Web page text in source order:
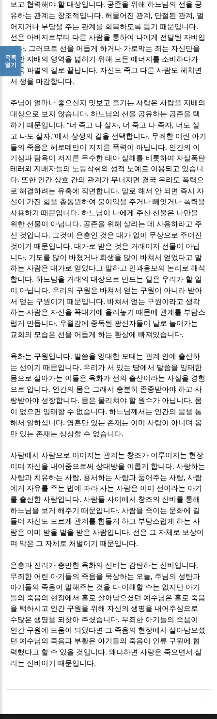
보고 협력해야 할 대상입니다. 공존을 위해 하느님의 선을 공
유하는 관계는 창조적입니다.허물어진 관계 , 단절된 관계 , 멀
어지거나 부담을 주는 관계를 회복하도록 돕기 때문입니다.
선은 아버지로부터 다른 사람을 통하여 나에게 전달된 자비입
니다. 그러므로 선을 어둡게 하거나 가로막는 죄는 자신만을
위한 지배의 영역을 넓히기 위해 모든 에너지를 소비하다가
결국 파멸의 길로 끝납니다. 자신도 죽고 다른 사람도 헤치면
서 생을 마감합니다.
주님이 얼마나 좋으신지 맛보고 즐기는 사람은 사람을 지배의
대상으로 보지 않습니다.하느님의 선을 공유하는 공존을 택
하기 때문입니다. “너 죽고 나 살자, 너 죽고 나 죽자, 너도 살
고 나도 살자.”에서 상생의 길을 선택합니다. 무죄한 어린 아기
들의 죽음은 헤로데만이 저지른 폭력이 아닙니다. 인간의 이
기심과 탐욕이 저지른 무수한 태아 살해를 비롯하여 자살폭탄
테러와 지배자들의 노동착취와 성적 노예로 이용되고 있습니
다. 또한 인간 상호 간의 관계가 무너지면 결국 우리도 폭력으
로 해결하려는 유혹에 직면합니다. 말로 해서 안 되면 즉시 자
신이 가진 힘을 총동원하여 불이익을 주거나 빼앗거나 폭력을
사용하기 때문입니다.하느님이 나에게 주신 선물은 나만을
위한 선물이 아닙니다. 공존을 위해 살리는 데 사용하라고 주
신 것입니다. 그것이 은총인 것은 대가 없이 무상으로 주어진
것이기 때문입니다.대가로 받은 것은 거래이지 선물이 아닙
니다. 기도를 많이 바쳤거나 희생을 많이 바쳐서 얻었다고 말
하는 사람은 대가로 얻었다고 말하고 인과응보의 논리로 해석
합니다.하느님을 거래의 대상으로 만드는 일은 우리가 할 일
이 아닙니다. 우리의 구원은 바쳐서 얻는 구원이 아니라 받아
서 얻는 구원이기 때문입니다. 바쳐서 얻는 구원이라고 생각
하는 사람은 자신을 꼭대기에 올려놓기 때문에 관계를 부담스
럽게 만듭니다. 우월감에 중독된 광신자들이 날로 늘어가는
교회의 모습은 선을 어둡게 하는 환상에 빠져있습니다.
육화는 구원입니다. 말씀을 잉태한 모태는 관계 안에 출산하
는 선이기 때문입니다. 우리가 서 있는 땅에서 말씀을 잉태한
몸으로 살아가는 이들은 육화가 선의 출산이라는 사실을 경험
으로 압니다. 인간의 몸은 그래서 충분히 존중받아야 하고 사
랑받아야 성장합니다. 몸은 물리쳐야 할 원수가 아닙니다. 몸
이 없으면 잉태할 수 없습니다.하느님께서는 인간의 몸을 통
해서 일하십니다. 영혼만 있는 존재는 이미 사람이 아니며 몸
만 있는 존재는 상상할 수 없습니다.
사람에서 사람으로 이어지는 관계는 창조가 이루어지는 현장
이며 자신을 내어줌으로써 상대방을 이롭게 합니다.사랑하는
사람과 치유하는 사람, 용서하는 사람과 품어주는 사람,사람
에게 자유를 주는 법에 따라 사는 사람은 이미 선이라는 아기
를 출산한 사람입니다.사람들 사이에서 창조의 신비를 통해
하느님을 보게 해주기 때문입니다.사람을 죽이는 문화에 길
들어 자신도 모르게 관계를 힘들게 하고 부담스럽게 하는 사
람은 이미 받을 벌을 받은 사람입니다.선은 그 자체로 보상이
며 악은 그 자체로 처벌이기 때문입니다.
은총과 진리가 충만한 육화의 신비는 감탄하는 신비입니다.
무죄한 어린 아기들의 죽음을 묵상하는 오늘, 주님의 성탄과
아기들의 죽음이 말해주는 것을 다 이해할 수는 없지만 아기
들의 죽음의 현장에서 홀로 살아남으셨던 예수님은 홀로 죽음
을 택하시고 인간 구원을 위해 자신의 생명을 내어주심으로
수많은 생명을 되찾아 주셨습니다. 무죄한 아기들의 죽음이
인간 구원에 도움이 되었다면 그 죽음의 현장에서 살아남으셨
던 예수님의 죽음과 부활은 아기들의 죽음이 인류 구원에 협
력했다고 할 수 있을 것입니다.왜냐하면 사랑은 죽으면서 살
리는 신비이기 때문입니다.
목록
열기